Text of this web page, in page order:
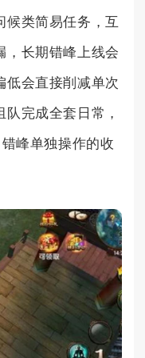
候类简易任务，互
，长期错峰上线会
低会直接削减单次
完成全套日常，
峰单独操作的收